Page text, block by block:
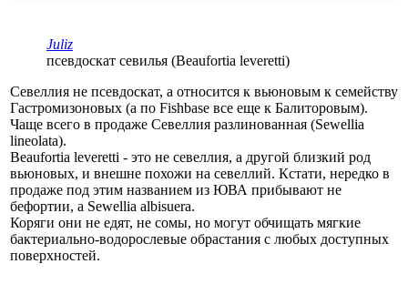
Juliz
псевдоскат севилья (Beaufortia leveretti)
Севеллия не псевдоскат, а относится к вьюновым к семейству
Гастромизоновых (а по Fishbase все еще к Балиторовым).
Чаще всего в продаже Севеллия разлинованная (Sewellia
lineolata).
Beaufortia leveretti - это не севеллия, а другой близкий род
вьюновых, и внешне похожи на севеллий. Кстати, нередко в
продаже под этим названием из ЮВА прибывают не
бефортии, а Sewellia albisuera.
Коряги они не едят, не сомы, но могут обчищать мягкие
бактериально-водорослевые обрастания с любых доступных
поверхностей.